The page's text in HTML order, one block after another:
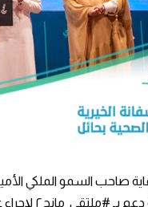
صاحب السمو الملكي
دعم بـ #ملتقى_مانح٢